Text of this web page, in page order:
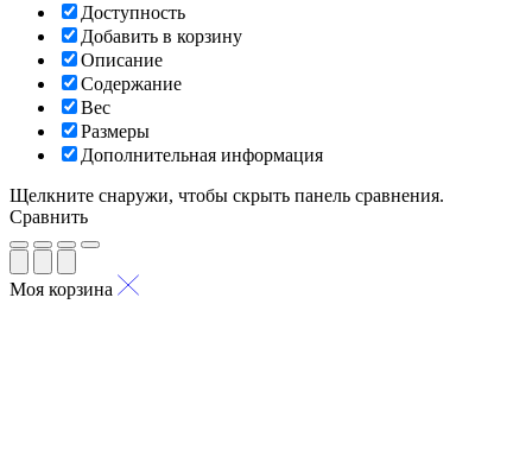
Доступность
Добавить в корзину
Описание
Содержание
Вес
Размеры
Дополнительная информация
Щелкните снаружи, чтобы скрыть панель сравнения.
Сравнить
Моя корзина